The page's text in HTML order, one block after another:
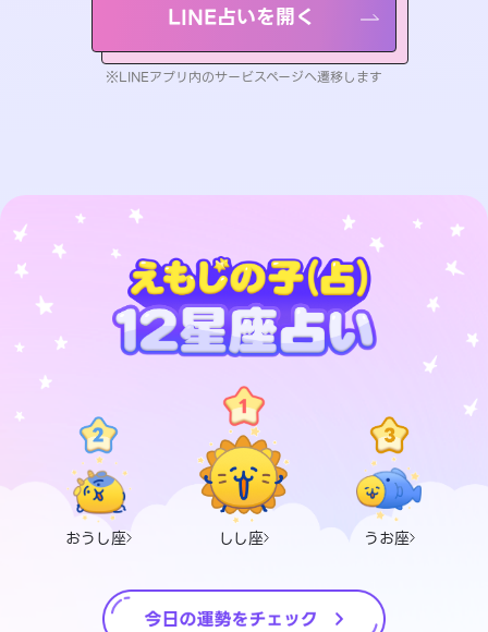
LINE占いを開く
※LINEアプリ内のサービスページへ遷移します
おうし座 しし座 うお座